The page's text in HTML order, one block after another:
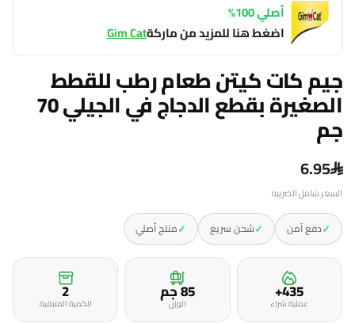
أصلي 100%
اضغط هنا للمزيد من ماركةGim Cat
جيم كات كيتن طعام رطب للقطط
الصغيرة بقطع الدجاج في الجيلي 70
جم
6.95
السعر شامل الضريبه
✓دفع آمن ✓شحن سريع ✓منتج أصلي
435+
عملية شراء 85 جمالوزن 2
الكمية المتبقية